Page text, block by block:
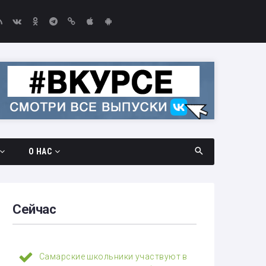
О НАС
Выборы-2026
Сейчас
Самарские школьники участвуют в